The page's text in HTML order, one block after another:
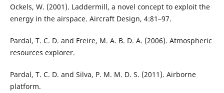
Ockels, W. (2001). Laddermill, a novel concept to exploit the
energy in the airspace. Aircraft Design, 4:81–97.
Pardal, T. C. D. and Freire, M. A. B. D. A. (2006). Atmospheric
resources explorer.
Pardal, T. C. D. and Silva, P. M. M. D. S. (2011). Airborne
platform.